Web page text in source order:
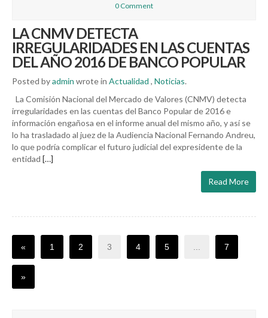
0 Comment
LA CNMV DETECTA
IRREGULARIDADES EN LAS CUENTAS
DEL AÑO 2016 DE BANCO POPULAR
Posted byadmin wrote in Actualidad , Noticias.
La Comisión Nacional del Mercado de Valores (CNMV) detecta
irregularidades en las cuentas del Banco Popular de 2016 e
información engañosa en el informe anual del mismo año, y así se
lo ha trasladado al juez de la Audiencia Nacional Fernando Andreu,
lo que podría complicar el futuro judicial del expresidente de la
entidad […]
Read More
« 1 2 3 4 5 7
»